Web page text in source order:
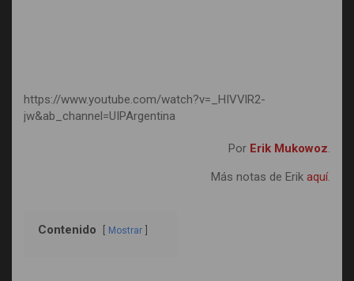
https://www.youtube.com/watch?v=_HIVVlR2-
jw&ab_channel=UIPArgentina
Por Erik Mukowoz.
Más notas de Erik aquí.
Contenido Mostrar